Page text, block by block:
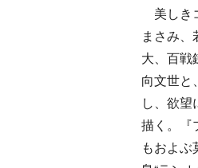
美しき
まさみ
大、百戦
向文世と
し、欲
描く。『
もおよ